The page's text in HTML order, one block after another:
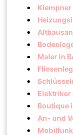
Klempner
Maler in
Elektriker
Boutique
An- und